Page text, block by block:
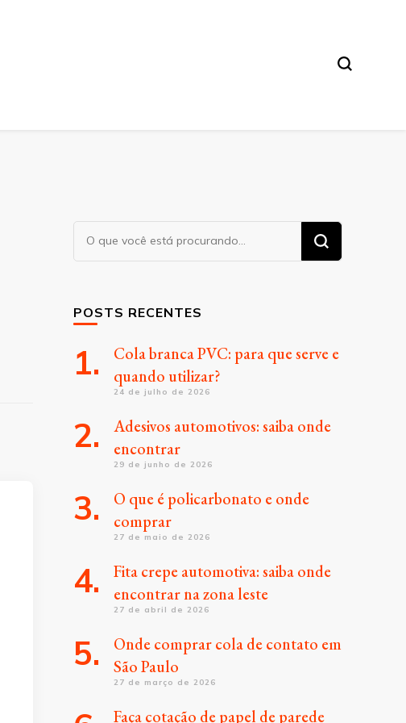
Procurando
algo?
POSTS RECENTES
Cola branca PVC: para que serve e
quando utilizar?
24 de julho de 2026
Adesivos automotivos: saiba onde
encontrar
29 de junho de 2026
O que é policarbonato e onde
comprar
27 de maio de 2026
Fita crepe automotiva: saiba onde
encontrar na zona leste
27 de abril de 2026
Onde comprar cola de contato em
São Paulo
27 de março de 2026
Faça cotação de papel de parede